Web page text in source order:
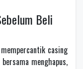
Beli
casing
menghapus,